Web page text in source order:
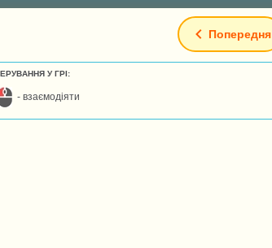
Попередня
У ГРІ:
- взаємодіяти